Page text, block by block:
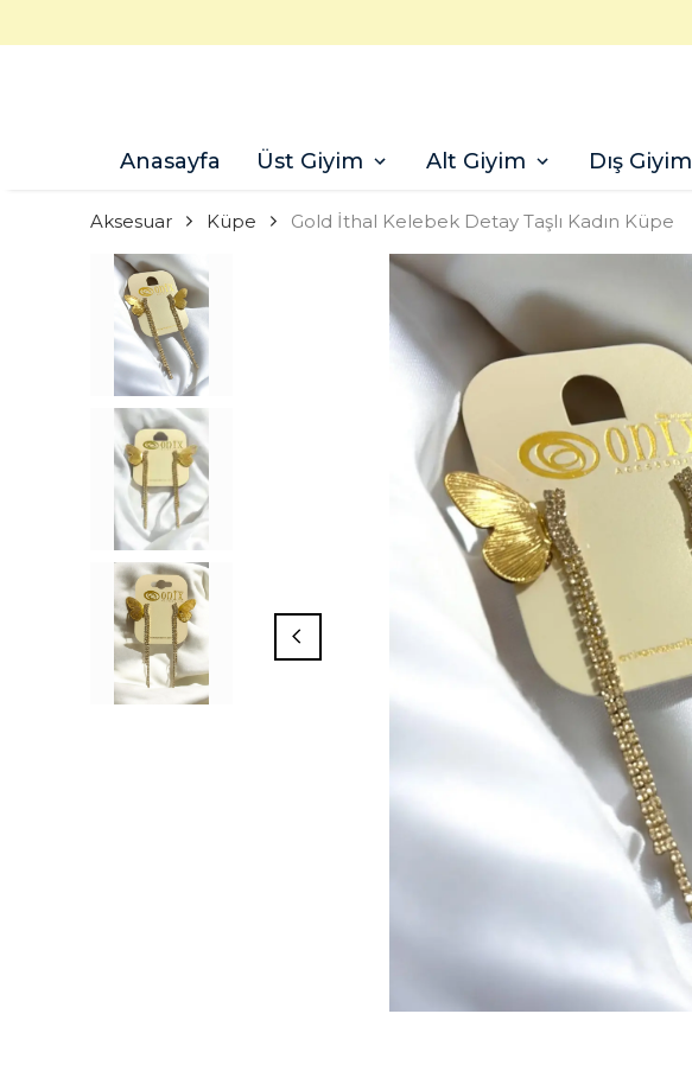
Anasayfa Üst Giyim Alt Giyim Dış Giyim
Aksesuar Küpe Gold İthal Kelebek Detay Taşlı Kadın Küpe